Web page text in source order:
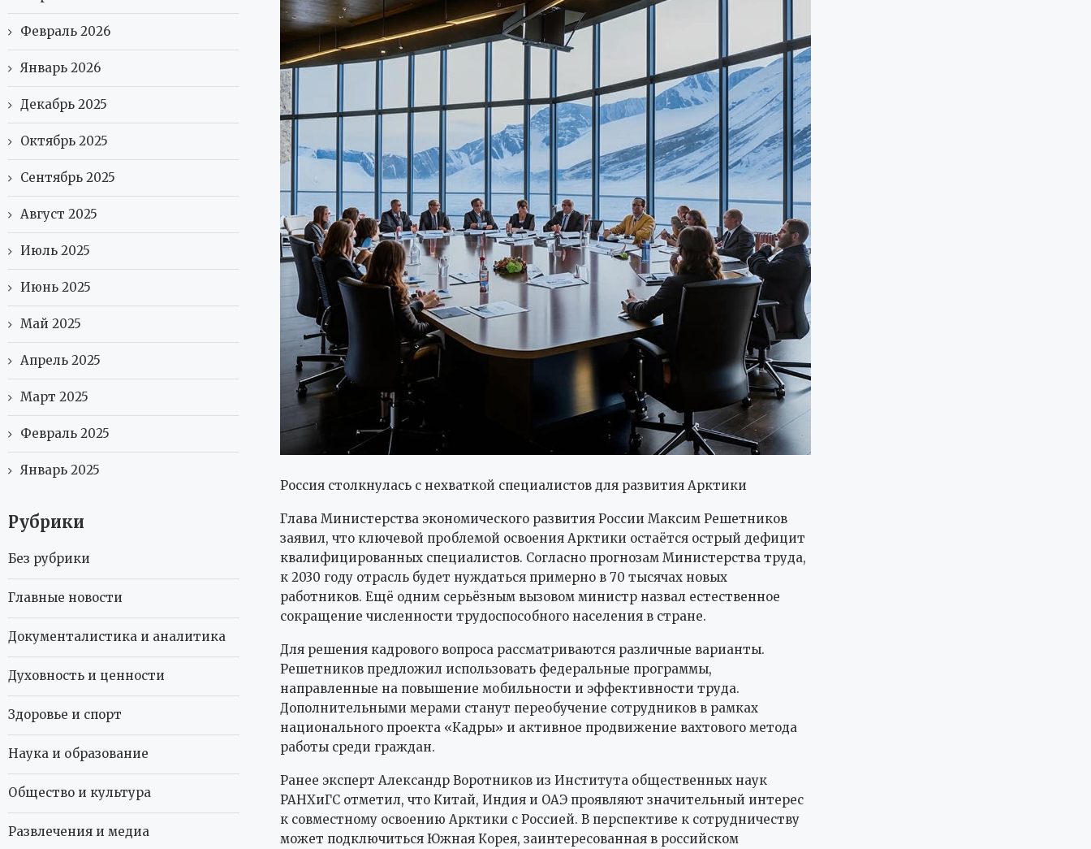
Россия столкнулась с нехваткой специалистов для развития Арктики
Глава Министерства экономического развития России Максим Решетников
заявил, что ключевой проблемой освоения Арктики остаётся острый дефицит
квалифицированных специалистов. Согласно прогнозам Министерства труда,
к 2030 году отрасль будет нуждаться примерно в 70 тысячах новых
работников. Ещё одним серьёзным вызовом министр назвал естественное
сокращение численности трудоспособного населения в стране.
Для решения кадрового вопроса рассматриваются различные варианты.
Решетников предложил использовать федеральные программы,
направленные на повышение мобильности и эффективности труда.
Дополнительными мерами станут переобучение сотрудников в рамках
национального проекта «Кадры» и активное продвижение вахтового метода
работы среди граждан.
Ранее эксперт Александр Воротников из Института общественных наук
РАНХиГС отметил, что Китай, Индия и ОАЭ проявляют значительный интерес
к совместному освоению Арктики с Россией. В перспективе к сотрудничеству
может подключиться Южная Корея, заинтересованная в российском
Февраль 2026
Январь 2026
Декабрь 2025
Октябрь 2025
Сентябрь 2025
Август 2025
Июль 2025
Июнь 2025
Май 2025
Апрель 2025
Март 2025
Февраль 2025
Январь 2025
Рубрики
Без рубрики
Главные новости
Документалистика и аналитика
Духовность и ценности
Здоровье и спорт
Наука и образование
Общество и культура
Развлечения и медиа